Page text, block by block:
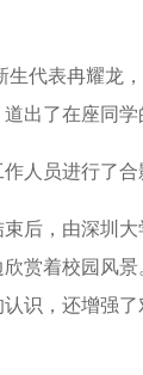
代表冉耀龙
出了在座同学
人员进行了合
后，由深圳
赏着校园风
识，还增强